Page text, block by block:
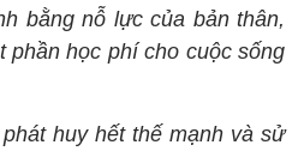
bằng nỗ lực của bản thân,
phần học phí cho cuộc sống
huy hết thế mạnh và sử